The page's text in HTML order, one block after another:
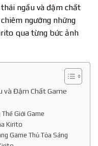
ngầu và đậm chất
ngưỡng những
qua từng bức ảnh
và Đậm Chất Game
Giới Game
Kirito
Game Thủ Tỏa Sáng